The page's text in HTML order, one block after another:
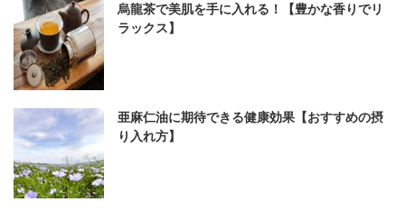
烏龍茶で美肌を手に入れる！【豊かな香りでリ
ラックス】
亜麻仁油に期待できる健康効果【おすすめの摂
り入れ方】